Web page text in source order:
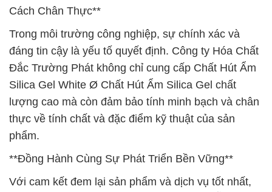
Cách Chân Thực**
Trong môi trường công nghiệp, sự chính xác và
đáng tin cậy là yếu tố quyết định. Công ty Hóa Chất
Đắc Trường Phát không chỉ cung cấp Chất Hút Ẩm
Silica Gel White Ø Chất Hút Ẩm Silica Gel chất
lượng cao mà còn đảm bảo tính minh bạch và chân
thực về tính chất và đặc điểm kỹ thuật của sản
phẩm.
**Đồng Hành Cùng Sự Phát Triển Bền Vững**
Với cam kết đem lại sản phẩm và dịch vụ tốt nhất,